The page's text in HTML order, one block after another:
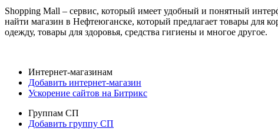
Shopping Mall – сервис, который имеет удобный и понятный
найти магазин в Нефтеюганске, который предлагает товары для
одежду, товары для здоровья, средства гигиены и многое другое.
Интернет-магазинам
Добавить интернет-магазин
Ускорение сайтов на Битрикс
Группам СП
Добавить группу СП